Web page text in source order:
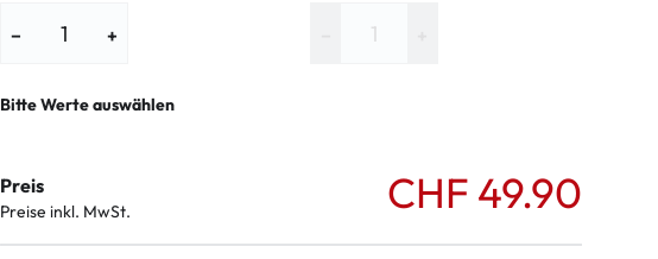
− +
Bitte Werte auswählen
Preis
Preise inkl. MwSt. CHF 49.90